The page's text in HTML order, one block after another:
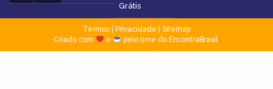
Grátis
Termos| Privacidade
Sitemap
Criado com
e pelo time do EncontraBrasil